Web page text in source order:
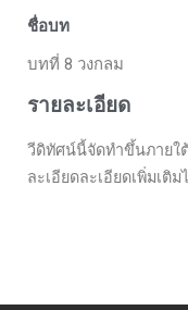
ชื่อบท
บทที่ 8 วงกลม
รายละเอียด
วีดิทัศน์นี้จัดทำขึ้นภายใ
ละเอียดละเอียดเพิ่มเติ